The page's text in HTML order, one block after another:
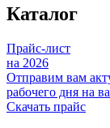
Каталог
Прайс-лист
на 2026
Отправим вам
рабочего дня на
Скачать прайс